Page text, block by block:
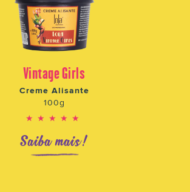
Vintage Girls
Creme Alisante
100g
★★★★★
Saiba mais!